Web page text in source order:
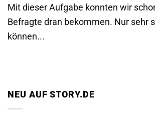
Mit dieser Aufgabe konnten wir
Befragte dran bekommen. Nur sehr
können...
NEU AUF STORY.DE